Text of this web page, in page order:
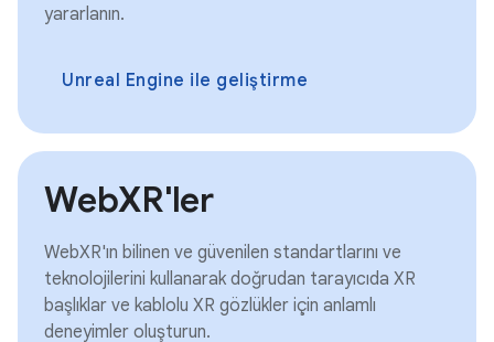
yararlanın.
Unreal Engine ile geliştirme
WebXR'ler
WebXR'ın bilinen ve güvenilen standartlarını ve
teknolojilerini kullanarak doğrudan tarayıcıda XR
başlıklar ve kablolu XR gözlükler için anlamlı
deneyimler oluşturun.